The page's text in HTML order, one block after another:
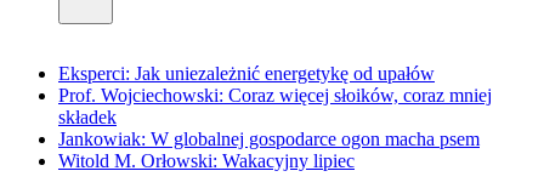
Eksperci: Jak uniezależnić energetykę od upałów
Prof. Wojciechowski: Coraz więcej słoików, coraz mniej
składek
Jankowiak: W globalnej gospodarce ogon macha psem
Witold M. Orłowski: Wakacyjny lipiec